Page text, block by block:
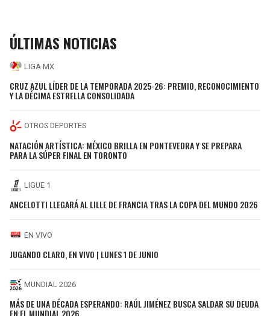
ÚLTIMAS NOTICIAS
LIGA MX
CRUZ AZUL LÍDER DE LA TEMPORADA 2025-26: PREMIO, RECONOCIMIENTO
Y LA DÉCIMA ESTRELLA CONSOLIDADA
OTROS DEPORTES
NATACIÓN ARTÍSTICA: MÉXICO BRILLA EN PONTEVEDRA Y SE PREPARA
PARA LA SÚPER FINAL EN TORONTO
LIGUE 1
ANCELOTTI LLEGARÁ AL LILLE DE FRANCIA TRAS LA COPA DEL MUNDO 2026
EN VIVO
JUGANDO CLARO, EN VIVO | LUNES 1 DE JUNIO
MUNDIAL 2026
MÁS DE UNA DÉCADA ESPERANDO: RAÚL JIMÉNEZ BUSCA SALDAR SU DEUDA